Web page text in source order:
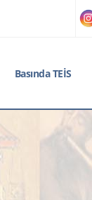
Basında TEİS